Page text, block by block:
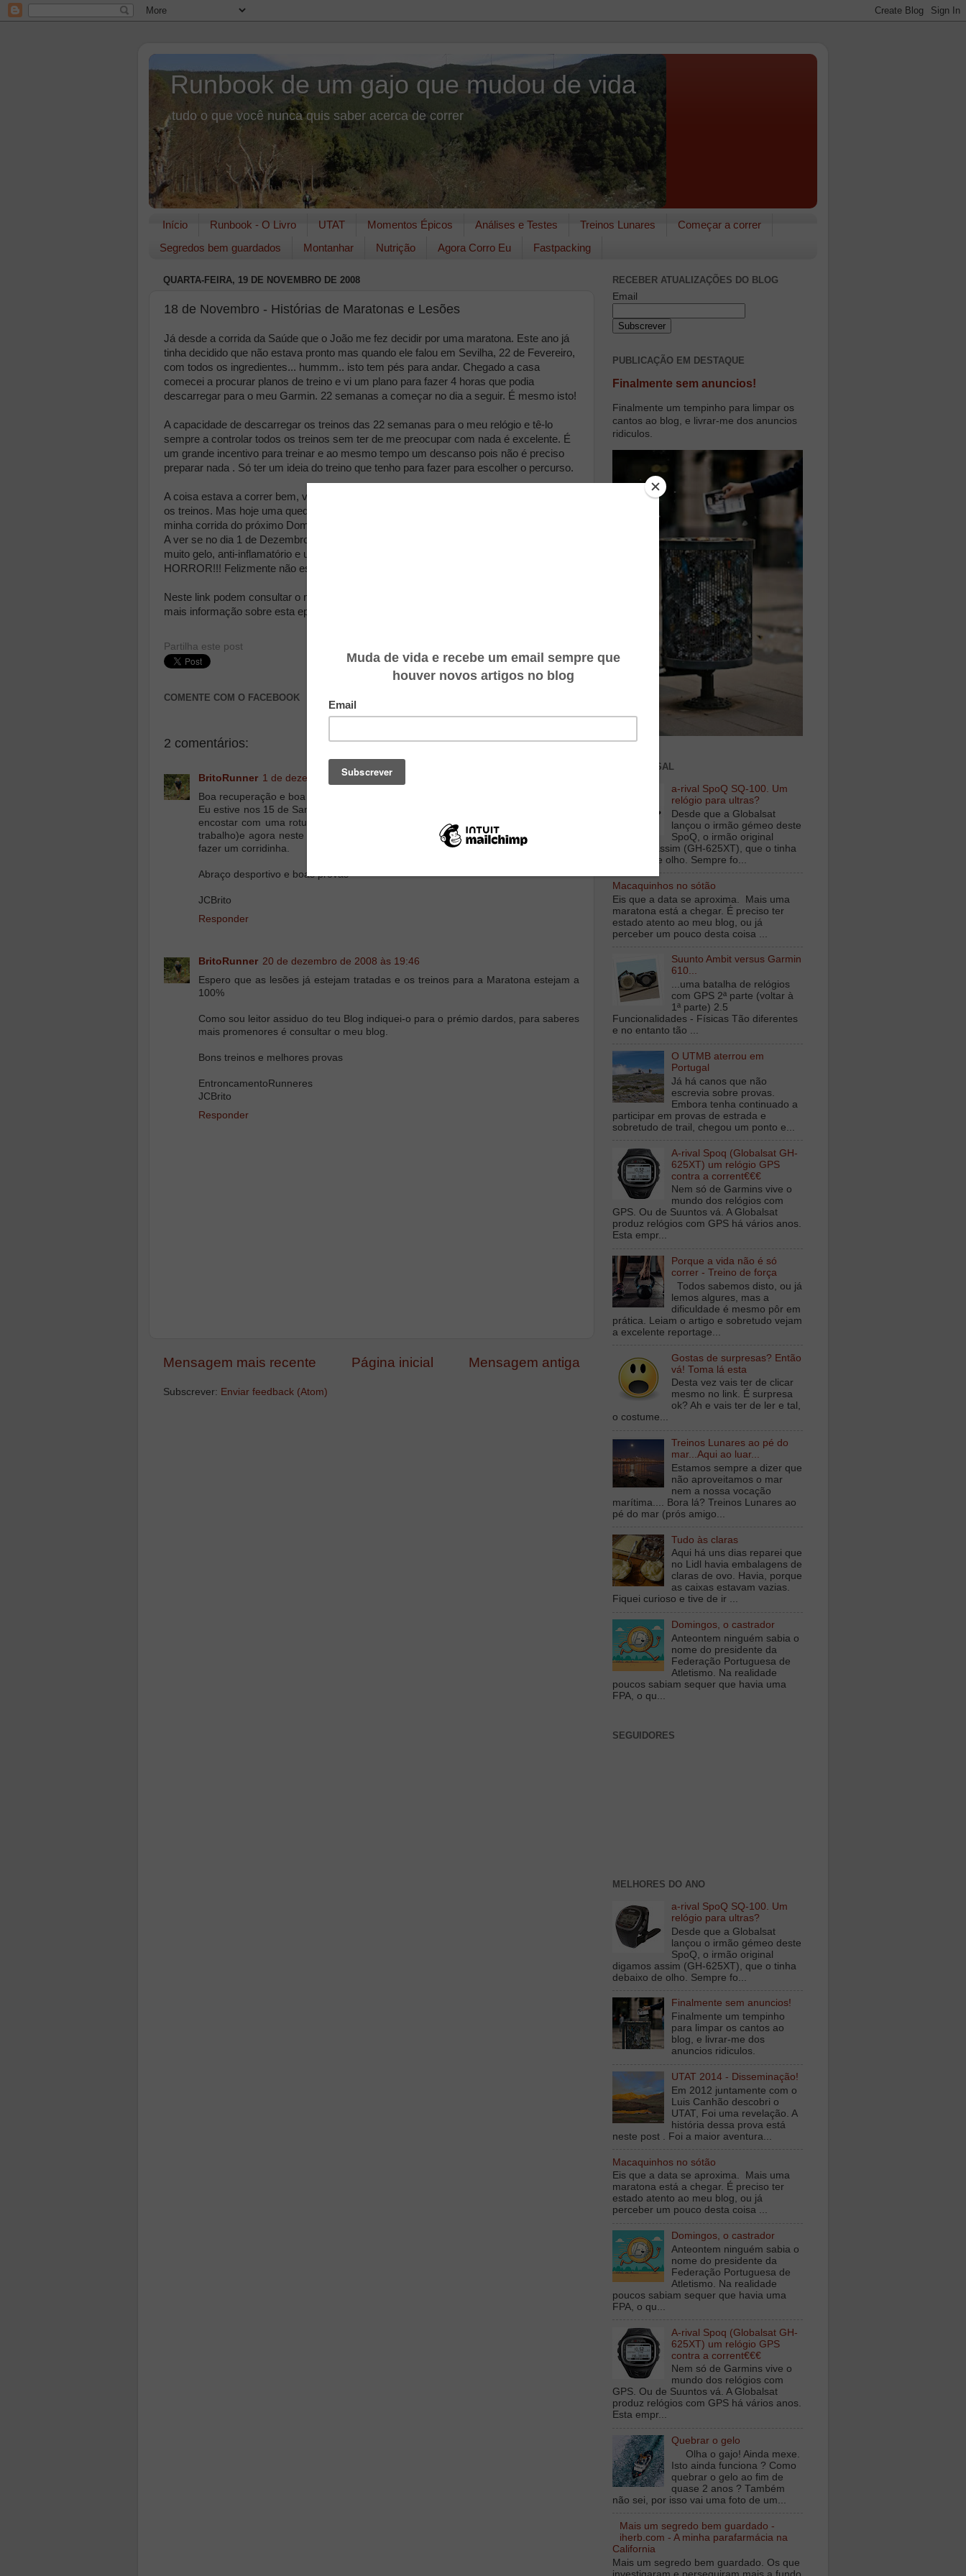
Runbook de um gajo que mudou de vida
tudo o que você nunca quis saber acerca de correr
Início Runbook - O Livro UTAT Momentos Épicos Análises e Testes Treinos Lunares
Começar a correr
Segredos bem guardados
Montanhar Nutrição Agora Corro Eu Fastpacking
QUARTA-FEIRA, 19 DE NOVEMBRO DE 2008
18 de Novembro - Histórias de Maratonas e Lesões
Já desde a corrida da Saúde que o João me fez decidir por uma maratona. Este ano já
tinha decidido que não estava pronto mas quando ele falou em Sevilha, 22 de Fevereiro,
com todos os ingredientes... hummm.. isto tem pés para andar. Chegado a casa
comecei a procurar planos de treino e vi um plano para fazer 4 horas que podia
descarregar para o meu Garmin. 22 semanas a começar no dia a seguir. É mesmo isto!
A capacidade de descarregar os treinos das 22 semanas para o meu relógio e tê-lo
sempre a controlar todos os treinos sem ter de me preocupar com nada é excelente. É
um grande incentivo para treinar e ao mesmo tempo um descanso pois não é preciso
preparar nada . Só ter um ideia do treino que tenho para fazer para escolher o percurso.
A coisa estava a correr bem, vou na 3ª semana, integrando as provas ao domingo com
os treinos. Mas hoje uma queda vai colocar uma pausa nos meus treinos. Já cancelei a
minha corrida do próximo Domingo que era a mendiga :(
A ver se no dia 1 de Dezembro já consigo ir aos 15Km de Samora Correia. Entretanto
muito gelo, anti-inflamatório e uma unha e um dedo grande completamente negros!!!!
HORROR!!! Felizmente não está nada partido.
Neste link podem consultar o meu
mais informação sobre esta epopeia, perdão, maluquice... lol
Partilha este post
COMENTE COM O FACEBOOK
2 comentários:
BritoRunner 1 de dezembro de 2008 às 17:59
Boa recuperação e boa epopeia ou maluquice como queira, para a Maratona.
Eu estive nos 15 de Samora Correia, estava um frio do caraças e acabei por ter de
encostar com uma rotura no gémeo direito (que ultimamente me tem dado muito
trabalho)e agora neste momento tb estou a fazer gelo e a pensar quando poderei
fazer um corridinha.
Abraço desportivo e boas provas
JCBrito
Responder
BritoRunner 20 de dezembro de 2008 às 19:46
Espero que as lesões já estejam tratadas e os treinos para a Maratona estejam a
100%
Como sou leitor assiduo do teu Blog indiquei-o para o prémio dardos, para saberes
mais promenores é consultar o meu blog.
Bons treinos e melhores provas
EntroncamentoRunneres
JCBrito
Responder
Mensagem mais recente Mensagem antiga
Página inicial
Subscrever: Enviar feedback (Atom)
RECEBER ATUALIZAÇÕES DO BLOG
Email
PUBLICAÇÃO EM DESTAQUE
Finalmente sem anuncios!
Finalmente um tempinho para limpar os
cantos ao blog, e livrar-me dos anuncios
ridiculos.
TOP MENSAL
a-rival SpoQ SQ-100. Um
relógio para ultras?
Desde que a Globalsat
lançou o irmão gémeo deste
SpoQ, o irmão original
digamos assim (GH-625XT), que o tinha
debaixo de olho. Sempre fo...
Macaquinhos no sótão
Eis que a data se aproxima. Mais uma
maratona está a chegar. É preciso ter
estado atento ao meu blog, ou já
perceber um pouco desta coisa ...
Suunto Ambit versus Garmin
610...
...uma batalha de relógios
com GPS 2ª parte (voltar à
1ª parte) 2.5
Funcionalidades - Físicas Tão diferentes
e no entanto tão ...
O UTMB aterrou em
Portugal
Já há canos que não
escrevia sobre provas.
Embora tenha continuado a
participar em provas de estrada e
sobretudo de trail, chegou um ponto e...
A-rival Spoq (Globalsat GH-
625XT) um relógio GPS
contra a corrent€€€
Nem só de Garmins vive o
mundo dos relógios com
GPS. Ou de Suuntos vá. A Globalsat
produz relógios com GPS há vários anos.
Esta empr...
Porque a vida não é só
correr - Treino de força
Todos sabemos disto, ou já
lemos algures, mas a
dificuldade é mesmo pôr em
prática. Leiam o artigo e sobretudo vejam
a excelente reportage...
Gostas de surpresas? Então
vá! Toma lá esta
Desta vez vais ter de clicar
mesmo no link. É surpresa
ok? Ah e vais ter de ler e tal,
o costume...
Treinos Lunares ao pé do
mar...Aqui ao luar...
Estamos sempre a dizer que
não aproveitamos o mar
nem a nossa vocação
marítima.... Bora lá? Treinos Lunares ao
pé do mar (prós amigo...
Tudo às claras
Aqui há uns dias reparei que
no Lidl havia embalagens de
claras de ovo. Havia, porque
as caixas estavam vazias.
Fiquei curioso e tive de ir ...
Domingos, o castrador
Anteontem ninguém sabia o
nome do presidente da
Federação Portuguesa de
Atletismo. Na realidade
poucos sabiam sequer que havia uma
FPA, o qu...
SEGUIDORES
MELHORES DO ANO
a-rival SpoQ SQ-100. Um
relógio para ultras?
Desde que a Globalsat
lançou o irmão gémeo deste
SpoQ, o irmão original
digamos assim (GH-625XT), que o tinha
debaixo de olho. Sempre fo...
Finalmente sem anuncios!
Finalmente um tempinho
para limpar os cantos ao
blog, e livrar-me dos
anuncios ridiculos.
UTAT 2014 - Disseminação!
Em 2012 juntamente com o
Luis Canhão descobri o
UTAT, Foi uma revelação. A
história dessa prova está
neste post . Foi a maior aventura...
Macaquinhos no sótão
Eis que a data se aproxima. Mais uma
maratona está a chegar. É preciso ter
estado atento ao meu blog, ou já
perceber um pouco desta coisa ...
Domingos, o castrador
Anteontem ninguém sabia o
nome do presidente da
Federação Portuguesa de
Atletismo. Na realidade
poucos sabiam sequer que havia uma
FPA, o qu...
A-rival Spoq (Globalsat GH-
625XT) um relógio GPS
contra a corrent€€€
Nem só de Garmins vive o
mundo dos relógios com
GPS. Ou de Suuntos vá. A Globalsat
produz relógios com GPS há vários anos.
Esta empr...
Quebrar o gelo
Olha o gajo! Ainda mexe.
Isto ainda funciona ? Como
quebrar o gelo ao fim de
quase 2 anos ? Também
não sei, por isso vai uma foto de um...
Mais um segredo bem guardado -
iherb.com - A minha parafarmácia na
California
Mais um segredo bem guardado. Os que